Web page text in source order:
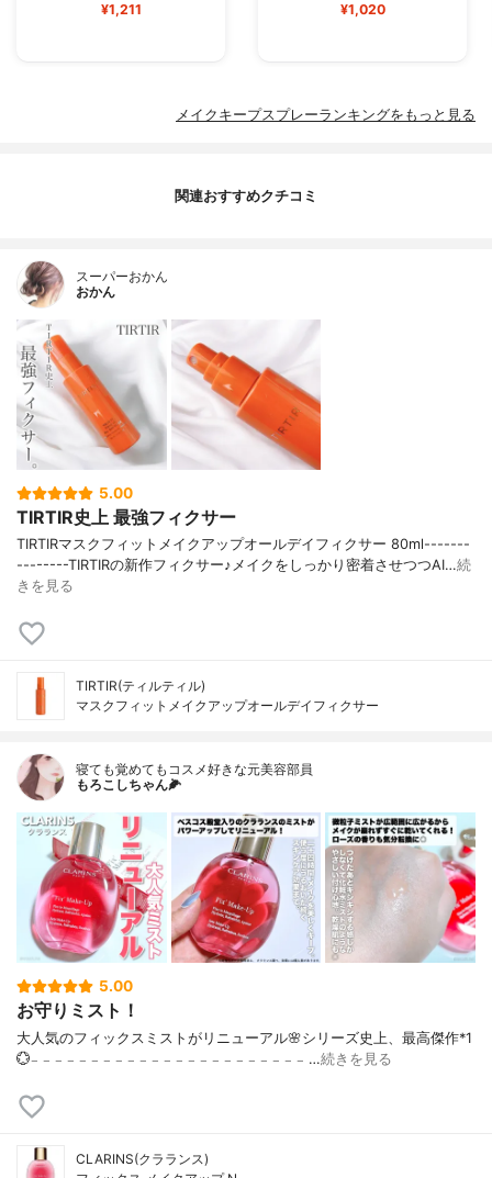
¥1,211 ¥1,020
メイクキープスプレーランキングをもっと見る
関連おすすめクチコミ
スーパーおかん
おかん
5.00
TIRTIR史上 最強フィクサー
TIRTIRマスクフィットメイクアップオールデイフィクサー 80ml-------
--------TIRTIRの新作フィクサー♪メイクをしっかり密着させつつAI…続
きを見る
TIRTIR(ティルティル)
マスクフィットメイクアップオールデイフィクサー
寝ても覚めてもコスメ好きな元美容部員
もろこしちゃん🌽
5.00
お守りミスト！
大人気のフィックスミストがリニューアル🌸シリーズ史上、最高傑作*1
💮𓐄 𓐄 𓐄 𓐄 𓐄 𓐄 𓐄 𓐄 𓐄 𓐄 𓐄 𓐄 𓐄 𓐄 𓐄 𓐄 𓐄 𓐄 𓐄 𓐄 𓐄 𓐄 𓐄 …続きを見る
CLARINS(クラランス)